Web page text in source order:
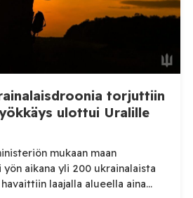
torjuttiin
ulottui Uralille
mukaan maan
aikana yli 200 ukrainalaista
laajalla alueella aina